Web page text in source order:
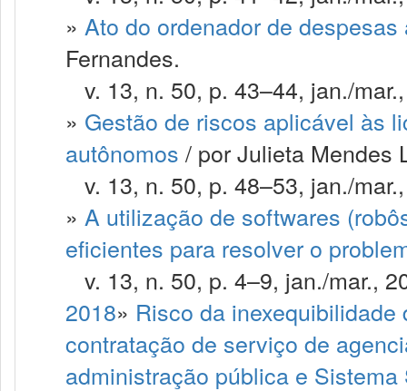
» Ato do ordenador de
Fernandes.
v. 13, n. 50, p. 43–44, jan./
» Gestão de riscos aplicável às
autônomos / por Julieta Mendes
v. 13, n. 50, p. 48–53, jan./
» A utilização de softwares
eficientes para resolver o
v. 13, n. 50, p. 4–9, jan./mar.,
2018» Risco da
contratação de serviço de
administração pública e Sistema